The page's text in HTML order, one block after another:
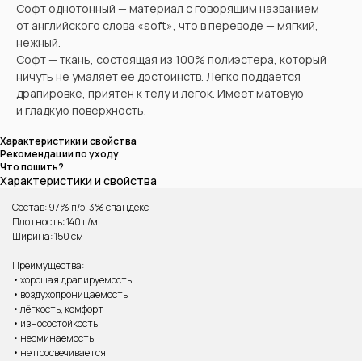
Софт однотонный — материал с говорящим названием
от английского слова «soft», что в переводе — мягкий,
нежный.
Софт — ткань, состоящая из 100% полиэстера, который
ничуть не умаляет её достоинств. Легко поддаётся
драпировке, приятен к телу и лёгок. Имеет матовую
и гладкую поверхность.
Характеристики и свойства
Рекомендации по уходу
Что пошить?
Характеристики и свойства
Состав: 97% п/э, 3% спандекс
Плотность: 140 г/м
Ширина: 150 см
Преимущества:
• хорошая драпируемость
• воздухопроницаемость
• лёгкость, комфорт
• износостойкость
• несминаемость
• не просвечивается
ВАМ МОЖЕТ ПОНРАВИТЬСЯ